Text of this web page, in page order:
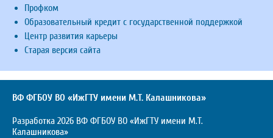
Профком
Образовательный кредит с государственной поддержкой
Центр развития карьеры
Старая версия сайта
ВФ ФГБОУ ВО «ИжГТУ имени М.Т. Калашникова»
Разработка 2026 ВФ ФГБОУ ВО «ИжГТУ имени М.Т.
Калашникова»